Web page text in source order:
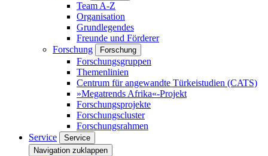
Team A-Z
Organisation
Grundlegendes
Freunde und Förderer
Forschung
Forschung
Forschungsgruppen
Themenlinien
Centrum für angewandte Türkeistudien (CATS)
»Megatrends Afrika«-Projekt
Forschungsprojekte
Forschungscluster
Forschungsrahmen
Service
Service
Navigation zuklappen